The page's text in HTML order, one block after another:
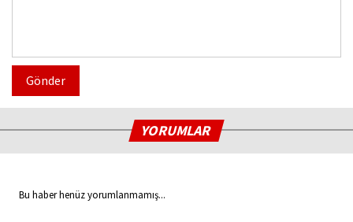
Gönder
YORUMLAR
Bu haber henüz yorumlanmamış...